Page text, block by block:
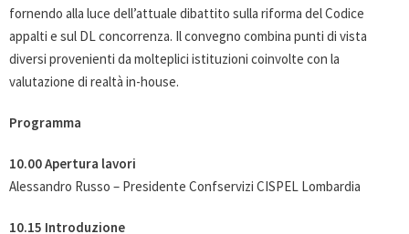
fornendo alla luce dell’attuale dibattito sulla riforma del Codice
appalti e sul DL concorrenza. Il convegno combina punti di vista
diversi provenienti da molteplici istituzioni coinvolte con la
valutazione di realtà in-house.
Programma
10.00 Apertura lavori
Alessandro Russo – Presidente Confservizi CISPEL Lombardia
10.15 Introduzione